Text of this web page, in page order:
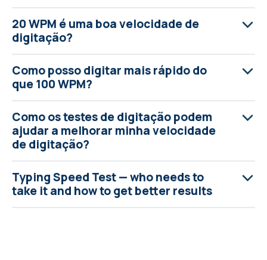
20 WPM é uma boa velocidade de
digitação?
Como posso digitar mais rápido do
que 100 WPM?
Como os testes de digitação podem
ajudar a melhorar minha velocidade
de digitação?
Typing Speed Test — who needs to
take it and how to get better results